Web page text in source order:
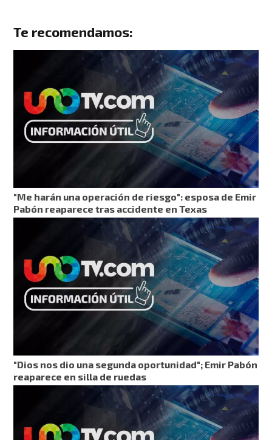
Te recomendamos:
"Me harán una operación de riesgo": esposa de Emir
Pabón reaparece tras accidente en Texas
"Dios nos dio una segunda oportunidad"; Emir Pabón
reaparece en silla de ruedas